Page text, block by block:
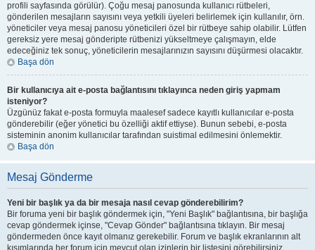
profili sayfasında görülür). Çoğu mesaj panosunda kullanıcı rütbeleri,
gönderilen mesajların sayısını veya yetkili üyeleri belirlemek için kullanılır, örn.
yöneticiler veya mesaj panosu yöneticileri özel bir rütbeye sahip olabilir. Lütfen
gereksiz yere mesaj gönderipte rütbenizi yükseltmeye çalışmayın, elde
edeceğiniz tek sonuç, yöneticilerin mesajlarınızın sayısını düşürmesi olacaktır.
Başa dön
Bir kullanıcıya ait e-posta bağlantısını tıklayınca neden giriş yapmam
isteniyor?
Üzgünüz fakat e-posta formuyla maalesef sadece kayıtlı kullanıcılar e-posta
gönderebilir (eğer yönetici bu özelliği aktif ettiyse). Bunun sebebi, e-posta
sisteminin anonim kullanıcılar tarafından suistimal edilmesini önlemektir.
Başa dön
Mesaj Gönderme
Yeni bir başlık ya da bir mesaja nasıl cevap gönderebilirim?
Bir foruma yeni bir başlık göndermek için, "Yeni Başlık" bağlantısına, bir başlığa
cevap göndermek içinse, "Cevap Gönder" bağlantısına tıklayın. Bir mesaj
göndermeden önce kayıt olmanız gerekebilir. Forum ve başlık ekranlarının alt
kısımlarında her forum için mevcut olan izinlerin bir listesini görebilirsiniz.